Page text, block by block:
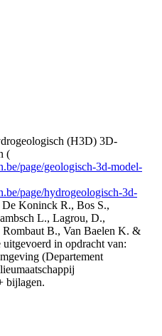
(H3D) 3D-
(
page/geologisch-3d-model-
page/hydrogeologisch-3d-
De Koninck R., Bos S.,
L., Lagrou, D.,
B., Van Baelen K. &
in opdracht van:
(Departement
bijlagen.